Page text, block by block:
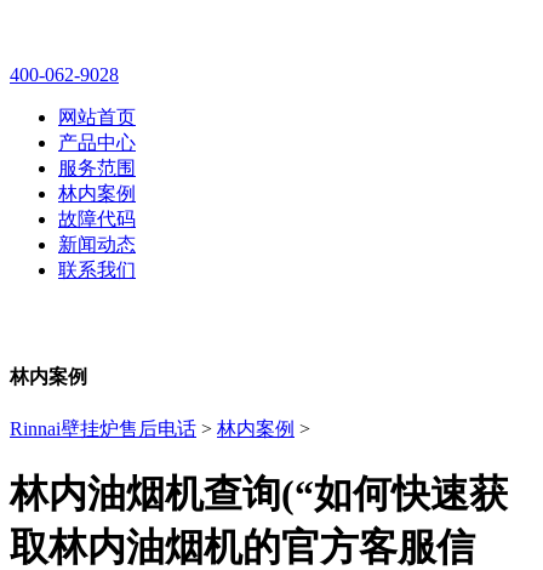
400-062-9028
网站首页
产品中心
服务范围
林内案例
故障代码
新闻动态
联系我们
林内案例
Rinnai壁挂炉售后电话 > 林内案例 >
林内油烟机查询(“如何快速获
取林内油烟机的官方客服信